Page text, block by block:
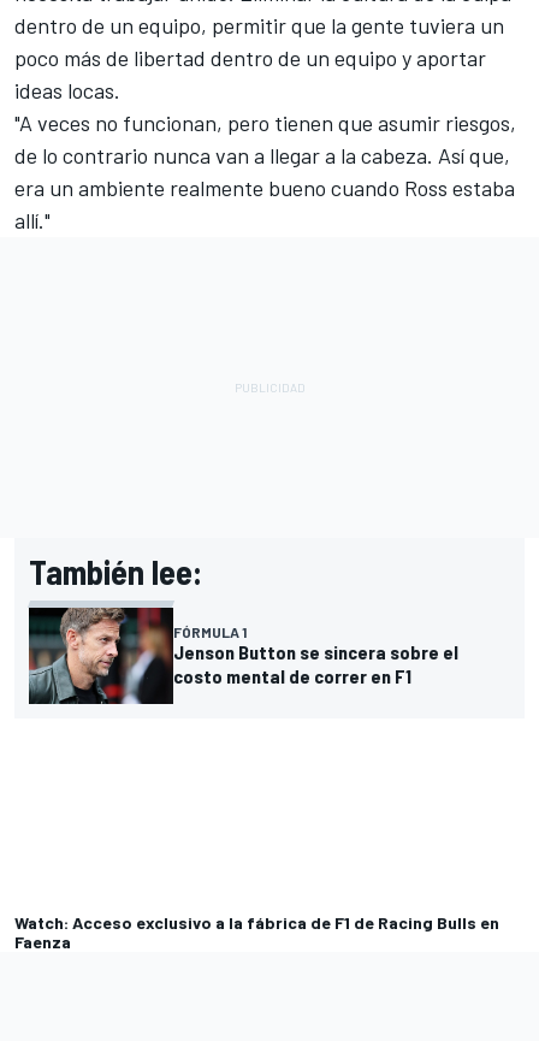
dentro de un equipo, permitir que la gente tuviera un
poco más de libertad dentro de un equipo y aportar
ideas locas.
"A veces no funcionan, pero tienen que asumir riesgos,
de lo contrario nunca van a llegar a la cabeza. Así que,
era un ambiente realmente bueno cuando Ross estaba
allí."
También lee:
FÓRMULA 1
Jenson Button se sincera sobre el
costo mental de correr en F1
Watch: Acceso exclusivo a la fábrica de F1 de Racing Bulls en
Faenza